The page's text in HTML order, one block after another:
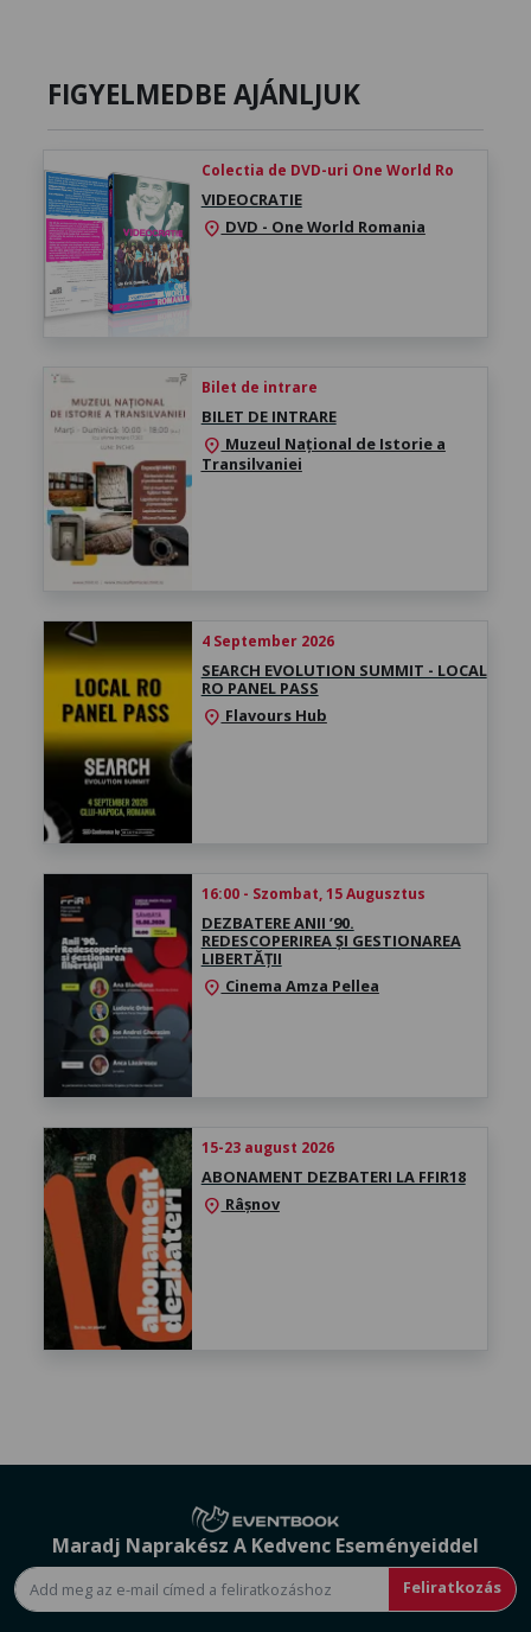
FIGYELMEDBE AJÁNLJUK
Colectia de DVD-uri One World Ro
VIDEOCRATIE
location_on DVD - One World Romania
Bilet de intrare
BILET DE INTRARE
location_on Muzeul Național de Istorie a
Transilvaniei
4 September 2026
SEARCH EVOLUTION SUMMIT - LOCAL
RO PANEL PASS
location_on Flavours Hub
16:00 - Szombat, 15 Augusztus
DEZBATERE ANII ’90.
REDESCOPERIREA ȘI GESTIONAREA
LIBERTĂȚII
location_on Cinema Amza Pellea
15-23 august 2026
ABONAMENT DEZBATERI LA FFIR18
location_on Râșnov
Maradj Naprakész A Kedvenc Eseményeiddel
Feliratkozás